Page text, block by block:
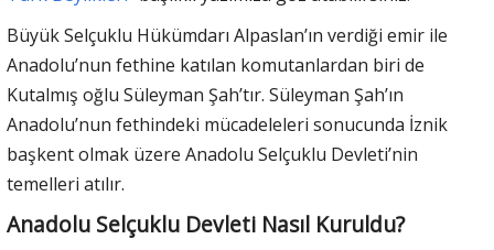
Büyük Selçuklu Hükümdarı Alpaslan’ın verdiği emir ile
Anadolu’nun fethine katılan komutanlardan biri de
Kutalmış oğlu Süleyman Şah’tır. Süleyman Şah’ın
Anadolu’nun fethindeki mücadeleleri sonucunda İznik
başkent olmak üzere Anadolu Selçuklu Devleti’nin
temelleri atılır.
Anadolu Selçuklu Devleti Nasıl Kuruldu?